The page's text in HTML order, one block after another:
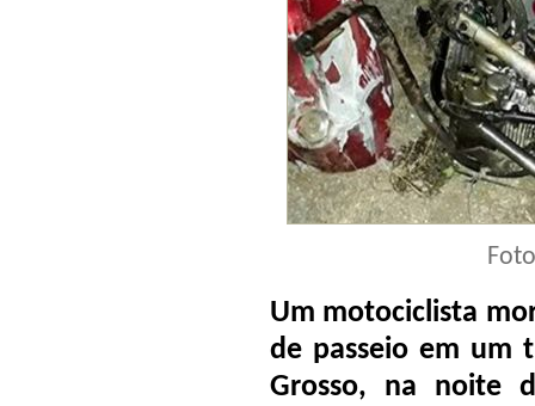
Um motociclista
de passeio em um
Grosso, na noite